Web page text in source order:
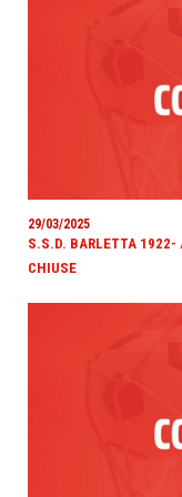
29/03/2025
S.S.D. BARLETTA
CHIUSE